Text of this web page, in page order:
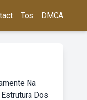
Tos DMCA
Na
Dos